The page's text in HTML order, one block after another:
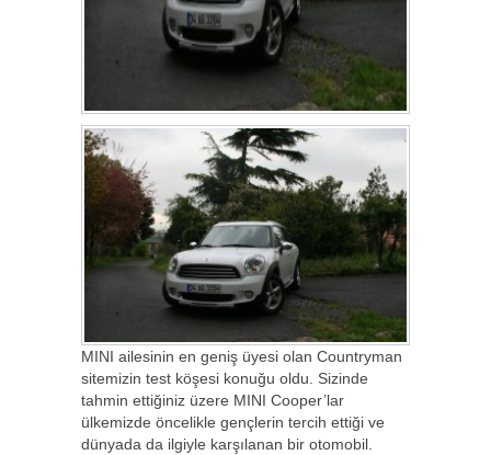
MINI ailesinin en geniş üyesi olan Countryman
sitemizin test köşesi konuğu oldu. Sizinde
tahmin ettiğiniz üzere MINI Cooper’lar
ülkemizde öncelikle gençlerin tercih ettiği ve
dünyada da ilgiyle karşılanan bir otomobil.